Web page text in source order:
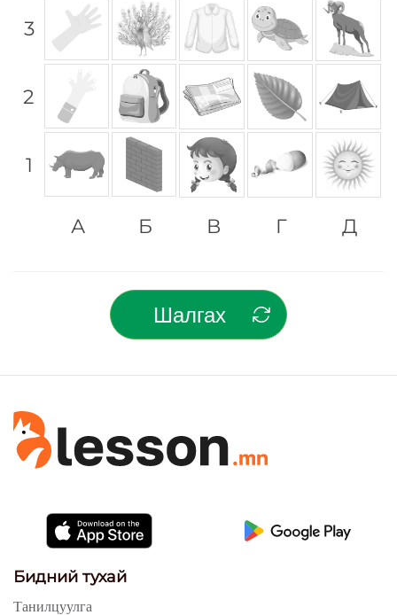
3
2
1
А Б В Г Д
Шалгах
Бидний тухай
Танилцуулга